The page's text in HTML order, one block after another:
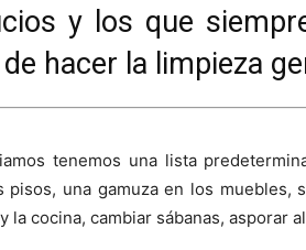
y los que
hacer la limpieza
tenemos una lista
pisos, una gamuza en los muebles,
la cocina, cambiar sábanas, asporar